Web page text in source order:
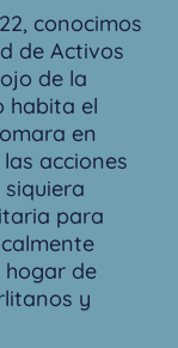
conocimos
de Activos
de la
habita el
en
acciones
para
hogar de
y